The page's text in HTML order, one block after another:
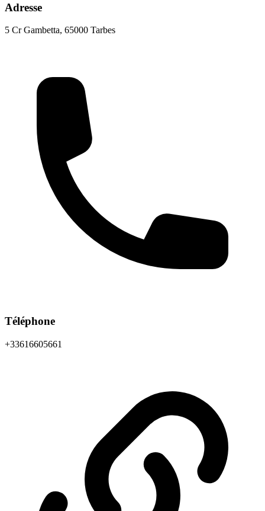
Adresse
5 Cr Gambetta, 65000 Tarbes
Téléphone
+33616605661